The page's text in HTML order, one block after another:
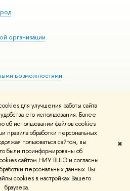
для улучшения работы сайта
его использования. Более
об использовании файлов cookies
правила обработки персональных
пользоваться сайтом, вы
были проинформированы об
сайтом НИУ ВШЭ и согласны
персональных данных. Вы
cookies в настройках Вашего
браузера.
✖
организации
возможностями
и контакты Условия использования
Карта сайта
вШколе дизайна НИУ ВШЭ